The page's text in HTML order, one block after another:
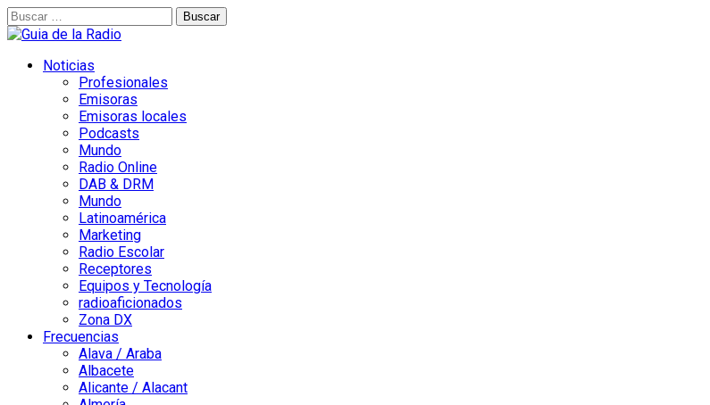
Buscar:
Noticias
Profesionales
Emisoras
Emisoras locales
Podcasts
Mundo
Radio Online
DAB & DRM
Mundo
Latinoamérica
Marketing
Radio Escolar
Receptores
Equipos y Tecnología
radioaficionados
Zona DX
Frecuencias
Alava / Araba
Albacete
Alicante / Alacant